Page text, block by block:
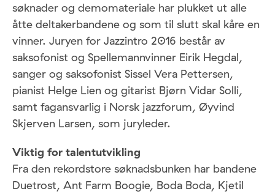
søknader og demomateriale har plukket ut alle
åtte deltakerbandene og som til slutt skal kåre en
vinner. Juryen for Jazzintro 2016 består av
saksofonist og Spellemannvinner Eirik Hegdal,
sanger og saksofonist Sissel Vera Pettersen,
pianist Helge Lien og gitarist Bjørn Vidar Solli,
samt fagansvarlig i Norsk jazzforum, Øyvind
Skjerven Larsen, som juryleder.
Viktig for talentutvikling
Fra den rekordstore søknadsbunken har bandene
Duetrost, Ant Farm Boogie, Boda Boda, Kjetil